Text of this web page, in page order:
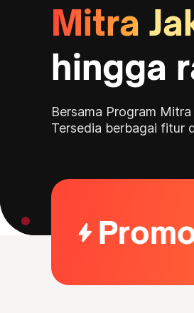
Mitra
hingga
Bersama Program
Tersedia berbagai fitur
bolt